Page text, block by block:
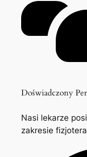
Doświadczony
Nasi lekarze
zakresie